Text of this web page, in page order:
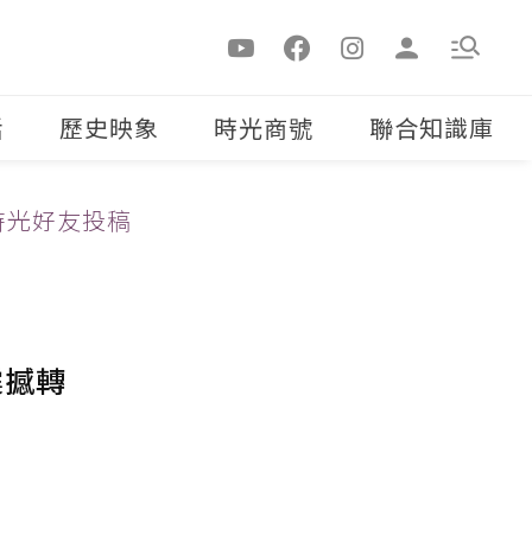
歷史映象 時光商號 聯合知識庫
光好友投稿
轉